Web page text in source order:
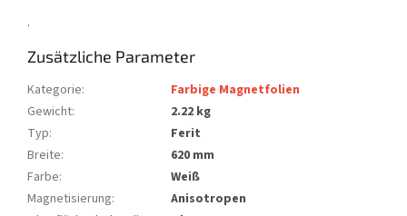
.
Zusätzliche Parameter
Kategorie:
Farbige Magnetfolien
Gewicht:
2.22 kg
Typ:
Ferit
Breite:
620 mm
Farbe:
Weiß
Magnetisierung:
Anisotropen